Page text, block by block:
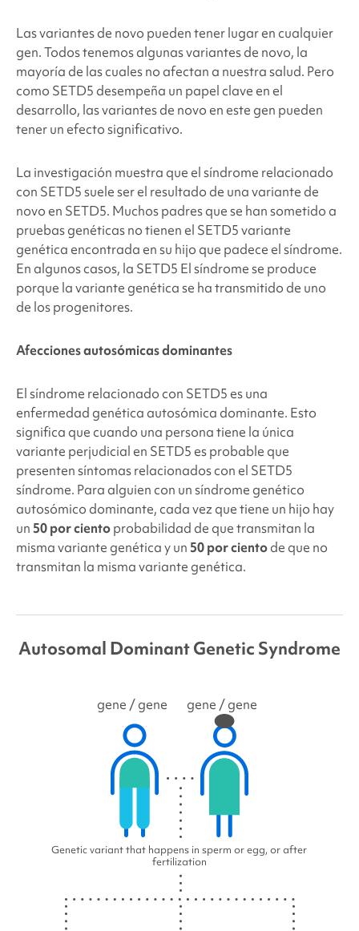
Las variantes de novo pueden tener lugar en cualquier
gen. Todos tenemos algunas variantes de novo, la
mayoría de las cuales no afectan a nuestra salud. Pero
como SETD5 desempeña un papel clave en el
desarrollo, las variantes de novo en este gen pueden
tener un efecto significativo.
La investigación muestra que el síndrome relacionado
con SETD5suele ser el resultado de una variante de
novo en SETD5. Muchos padres que se han sometido a
pruebas genéticas no tienen el SETD5variante
genética encontrada en su hijo que padece el síndrome.
En algunos casos, la SETD5 El síndrome se produce
porque la variante genética se ha transmitido de uno
de los progenitores.
Afecciones autosómicas dominantes
El síndrome relacionado con SETD5 es una
enfermedad genética autosómica dominante. Esto
significa que cuando una persona tiene la única
variante perjudicial en SETD5es probable que
presenten síntomas relacionados con el SETD5
síndrome. Para alguien con un síndrome genético
autosómico dominante, cada vez que tiene un hijo hay
un 50 por cientoprobabilidad de que transmitan la
misma variante genética y un 50 por cientode que no
transmitan la misma variante genética.
Autosomal Dominant Genetic Syndrome
gene / gene gene / gene
Genetic variant that happens in sperm or egg, or after
fertilization